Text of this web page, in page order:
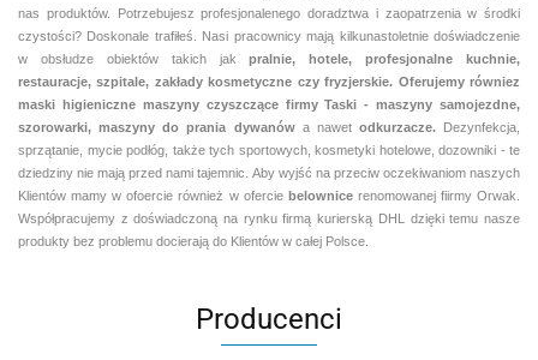
nas produktów. Potrzebujesz profesjonalenego doradztwa i zaopatrzenia w środki
czystości? Doskonale trafiłeś. Nasi pracownicy mają kilkunastoletnie doświadczenie
w obsłudze obiektów takich jakpralnie,
hotele, profesjonalne kuchnie,
restauracje, szpitale, zakłady kosmetyczne czy fryzjerskie. Oferujemy równiez
maski higieniczne maszyny czyszczące firmy Taski - maszyny samojezdne,
szorowarki, maszyny do prania dywanów a nawet odkurzacze.
Dezynfekcja,
sprzątanie, mycie podłóg, także tych sportowych, kosmetyki hotelowe, dozowniki - te
dziedziny nie mają przed nami tajemnic. Aby wyjść na przeciw oczekiwaniom naszych
Klientów mamy w ofoercie również w ofercie belownicerenomowanej fiirmy Orwak.
Współpracujemy z doświadczoną na rynku firmą kurierską DHL dzięki temu nasze
produkty bez problemu docierają do Klientów w całej Polsce.
Producenci